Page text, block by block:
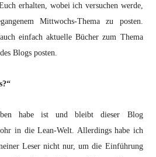
erhalten, wobei ich versuchen werde,
Mittwochs-Thema zu posten.
einfach aktuelle Bücher zum Thema
Blogs posten.
habe ist und bleibt dieser Blog
in die Lean-Welt. Allerdings habe ich
Leser nicht nur, um die Einführung